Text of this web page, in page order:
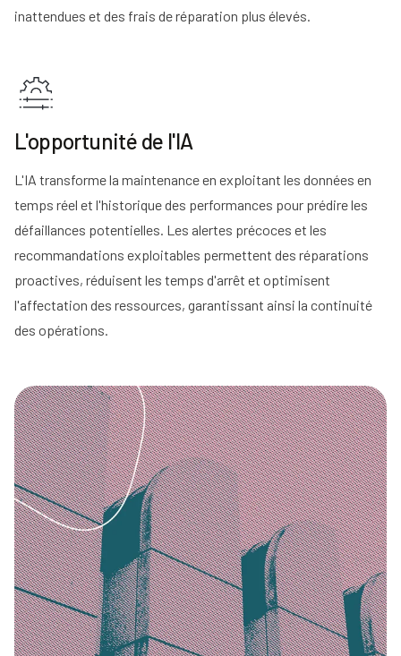
inattendues et des frais de réparation plus élevés.
L'opportunité de l'IA
L'IA transforme la maintenance en exploitant les données en
temps réel et l'historique des performances pour prédire les
défaillances potentielles. Les alertes précoces et les
recommandations exploitables permettent des réparations
proactives, réduisent les temps d'arrêt et optimisent
l'affectation des ressources, garantissant ainsi la continuité
des opérations.